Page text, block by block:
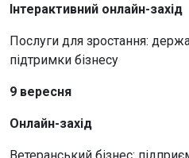
Інтерактивний онлайн-захід
Послуги для зростання:
підтримки бізнесу
9 вересня
Онлайн-захід